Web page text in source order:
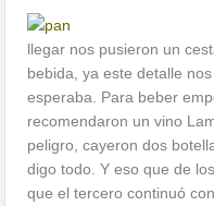
llegar nos pusieron un
bebida, ya este detalle
esperaba. Para beber
recomendaron un vino
peligro, cayeron dos
digo todo. Y eso que de
que el tercero continuó